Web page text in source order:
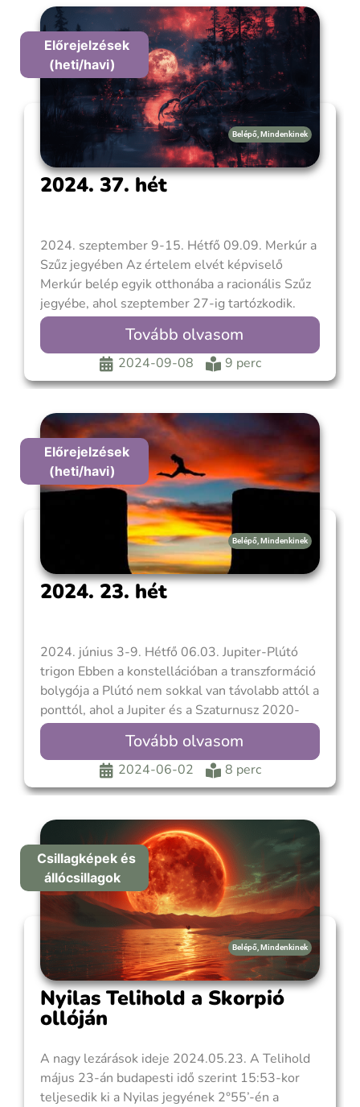
foglalkoztatja, addig a
Előrejelzések
(heti/havi)
Belépő Mindenkinek
2024. 37. hét
2024. szeptember 9-15. Hétfő 09.09. Merkúr a
Szűz jegyében Az értelem elvét képviselő
Merkúr belép egyik otthonába a racionális Szűz
jegyébe, ahol szeptember 27-ig tartózkodik.
Amikor a Merkúr a Szűz jegyében jár elménk
élesebben működik, beszédünk precízebb lesz
és hatékonyabban tudunk kommunikálni
másokkal, kevésbé köntörfalazunk és rögtön a
Tovább olvasom
2024-09-08 9 perc
Előrejelzések
(heti/havi)
Belépő Mindenkinek
2024. 23. hét
2024. június 3-9. Hétfő 06.03. Jupiter-Plútó
trigon Ebben a konstellációban a transzformáció
bolygója a Plútó nem sokkal van távolabb attól a
ponttól, ahol a Jupiter és a Szaturnusz 2020-
ban együttálltak. Amikor a Plútó először
belépett a Vízöntő jegyébe 2023 márciusában,
be is indította azokat a kardinális változásokat,
melyek főként az
Tovább olvasom
2024-06-02 8 perc
Csillagképek és
állócsillagok
Belépő Mindenkinek
Nyilas Telihold a Skorpió
ollóján
A nagy lezárások ideje 2024.05.23. A Telihold
május 23-án budapesti idő szerint 15:53-kor
teljesedik ki a Nyilas jegyének 2°55’-én a